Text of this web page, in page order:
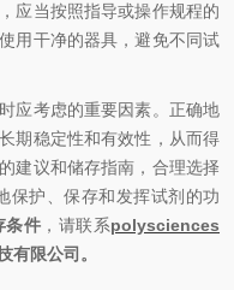
应当按照指导或操作规程的
用干净的器具，避免不同试
应考虑的重要因素。正确地
期稳定性和有效性，从而得
建议和储存指南，合理选择
保护、保存和发挥试剂的功
条件 ，请联系polysciences
有限公司。